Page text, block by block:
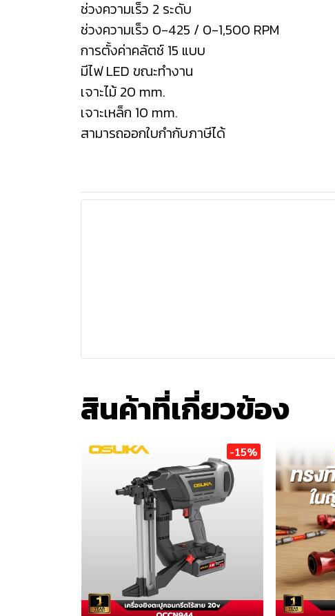
ช่วงความเร็ว 2 ระดับ
ช่วงความเร็ว 0-425 / 0-1,500 RPM
การตั้งค่าคลัตช์ 15 แบบ
มีไฟ LED ขณะทำงาน
เจาะไม้ 20 mm.
เจาะเหล็ก 10 mm.
สามารถออกใบกำกับภาษีได้
สินค้าที่เกี่ยวข้อง
-15%